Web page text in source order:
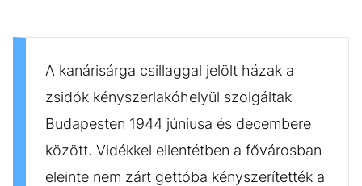
A kanárisárga csillaggal jelölt házak a
zsidók kényszerlakóhelyül szolgáltak
Budapesten 1944 júniusa és decembere
között. Vidékkel ellentétben a fővárosban
eleinte nem zárt gettóba kényszerítették a